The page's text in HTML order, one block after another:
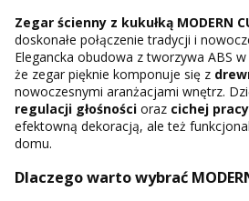
Zegar ścienny z kukułką MODERN
doskonałe połączenie tradycji i
Elegancka obudowa z tworzywa ABS
że zegar pięknie komponuje się z
nowoczesnymi aranżacjami wnętrz.
regulacji głośności oraz cichej
efektowną dekoracją, ale też
domu.
Dlaczego warto wybrać